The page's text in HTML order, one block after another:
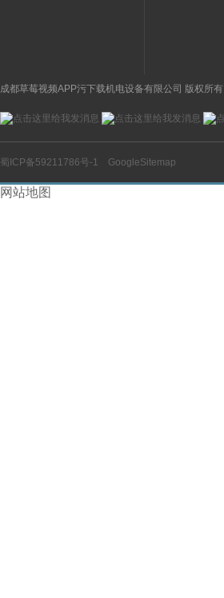
成都草莓视频APP污下载机电设备有限公司 版权所有
蜀ICP备59211786号-1 GoogleSitemap
网站地图